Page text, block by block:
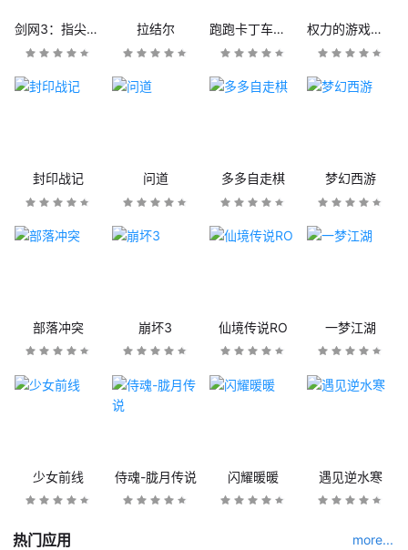
剑网3：指尖江湖 拉结尔 跑跑卡丁车官方竞速版 权力的游戏：凛冬将至
封印战记 问道 多多自走棋 梦幻西游
部落冲突 崩坏3 仙境传说RO 一梦江湖
少女前线 侍魂-胧月传说 闪耀暖暖 遇见逆水寒
热门应用 more...